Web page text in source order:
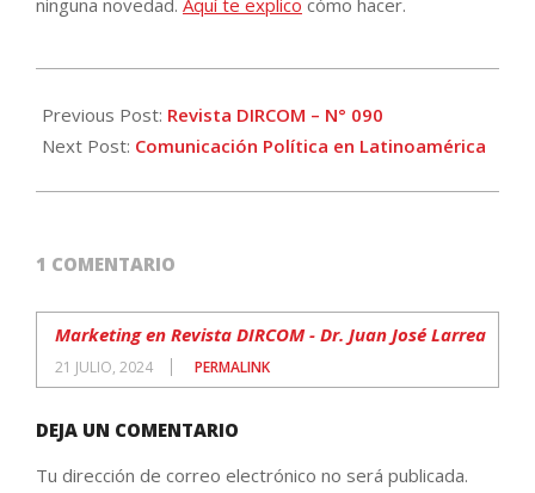
ninguna novedad. Aquí te explico cómo hacer.
06-
11
Previous Post: Revista DIRCOM – N° 090
Next Post: Comunicación Política en Latinoamérica
1 COMENTARIO
Marketing en Revista DIRCOM - Dr. Juan José Larrea
21 JULIO, 2024 PERMALINK
DEJA UN COMENTARIO
Tu dirección de correo electrónico no será publicada.